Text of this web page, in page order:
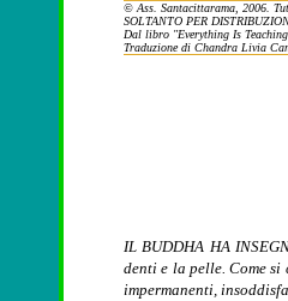
© Ass. Santacittarama, 2006.
SOLTANTO PER
Dal libro "Everything Is
Traduzione di Chandra Livia
IL BUDDHA HA
denti e la pelle. Come
impermanenti,